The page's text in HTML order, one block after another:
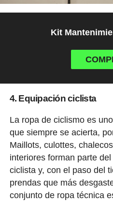
Kit
4. Equipación ciclista
La ropa de ciclismo es
que siempre se acierta,
Maillots, culottes,
interiores forman parte
ciclista y, con el paso del
prendas que más
conjunto de ropa técnica